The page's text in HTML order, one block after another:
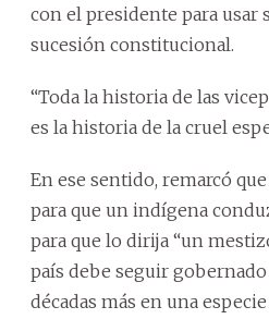
con el presidente para usar
sucesión constitucional.
“Toda la historia de las
es la historia de la cruel
En ese sentido, remarcó
para que un indígena
para que lo dirija “un
país debe seguir
décadas más en una